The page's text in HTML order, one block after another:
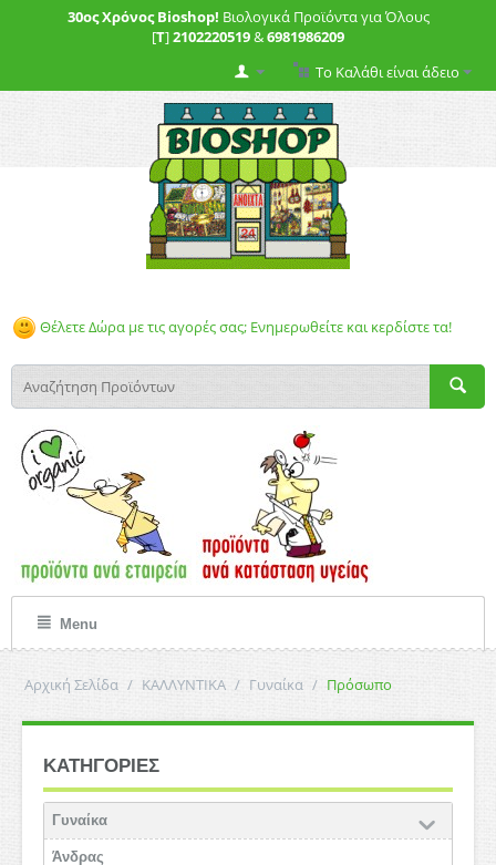
30ος Χρόνος Bioshop! Βιολογικά Προϊόντα για Όλους
[T]2102220519&6981986209
Το Καλάθι είναι άδειο
Θέλετε Δώρα με τις αγορές σας; Ενημερωθείτε και κερδίστε τα!
Menu
Αρχική Σελίδα / ΚΑΛΛΥΝΤΙΚΑ / Γυναίκα / Πρόσωπο
ΚΑΤΗΓΟΡΙΕΣ
Γυναίκα
Άνδρας